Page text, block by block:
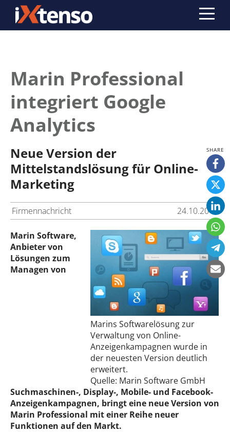
Marin Professional
integriert Google
Analytics
Neue Version der
Mittelstandslösung für Online-
Marketing
Firmennachricht 24.10.2012
Marins Softwarelösung zur
Verwaltung von Online-
Anzeigenkampagnen wurde in
der neuesten Version deutlich
erweitert.
Quelle: Marin Software GmbH
Marin Software,
Anbieter von
Lösungen zum
Managen von
Suchmaschinen-, Display-, Mobile- und Facebook-
Anzeigenkampagnen, bringt eine neue Version von
Marin Professional mit einer Reihe neuer
Funktionen auf den Markt.